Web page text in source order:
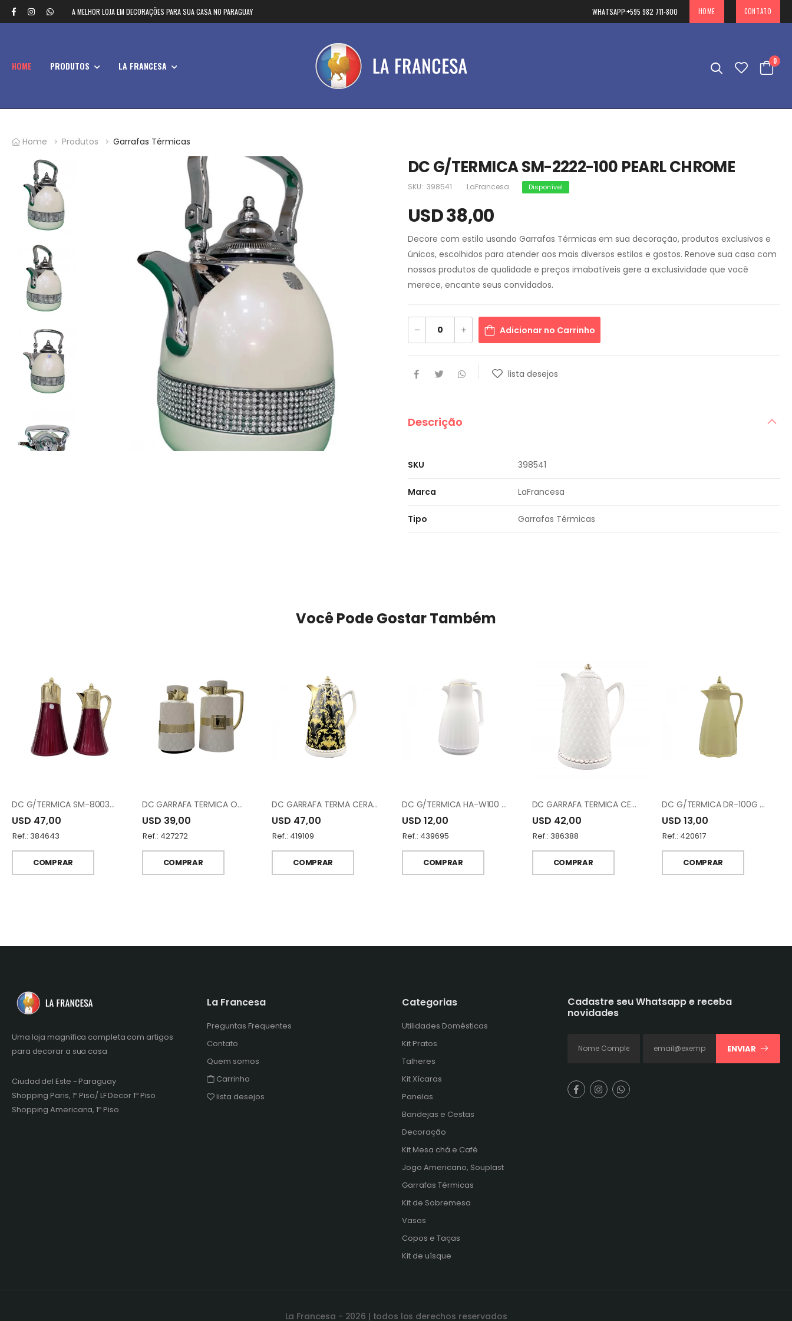
A MELHOR LOJA EM DECORAÇÕES PARA SUA CASA NO PARAGUAY WHATSAPP:+595 982 711-800 HOME CONTATO
HOME PRODUTOS LA FRANCESA 0
Home Produtos Garrafas Térmicas
DC G/TERMICA SM-2222-100 PEARL CHROME
SKU: 398541 LaFrancesa Disponível
USD 38,00
Decore com estilo usando Garrafas Térmicas em sua decoração, produtos exclusivos e
únicos, escolhidos para atender aos mais diversos estilos e gostos. Renove sua casa com
nossos produtos de qualidade e preços imabatíveis gere a exclusividade que você
merece, encante seus convidados.
Adicionar no Carrinho
lista desejos
Descrição
SKU 398541
Marca LaFrancesa
Tipo Garrafas Térmicas
Você Pode Gostar Também
DC G/TERMICA SM-8003-070/100 RED W.GOLD
USD 47,00
Ref.: 384643
COMPRAR
DC GARRAFA TERMICA OOP-0.7/1.0-Q330YZC95
USD 39,00
Ref.: 427272
COMPRAR
DC GARRAFA TERMA CERAMICA RL16267N-CZ44
USD 47,00
Ref.: 419109
COMPRAR
DC G/TERMICA HA-W100 WHITE
USD 12,00
Ref.: 439695
COMPRAR
DC GARRAFA TERMICA CERAMICA RL17842N-G
USD 42,00
Ref.: 386388
COMPRAR
DC G/TERMICA DR-100G YELLOW
USD 13,00
Ref.: 420617
COMPRAR
Uma loja magnífica completa com artigos
para decorar a sua casa
Ciudad del Este - Paraguay
Shopping Paris, 1º Piso/ LF Decor 1º Piso
Shopping Americana, 1º Piso
La Francesa
Preguntas Frequentes
Contato
Quem somos
Carrinho
lista desejos
Categorias
Utilidades Domésticas
Kit Pratos
Talheres
Kit Xícaras
Panelas
Bandejas e Cestas
Decoração
Kit Mesa chá e Café
Jogo Americano, Souplast
Garrafas Térmicas
Kit de Sobremesa
Vasos
Copos e Taças
Kit de uísque
Cadastre seu Whatsapp e receba
novidades
ENVIAR
La Francesa - 2026 | todos los derechos reservados